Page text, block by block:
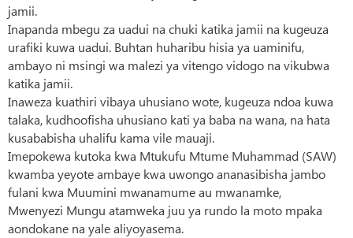
jamii.
Inapanda mbegu za uadui na chuki katika jamii na kugeuza
urafiki kuwa uadui. Buhtan huharibu hisia ya uaminifu,
ambayo ni msingi wa malezi ya vitengo vidogo na vikubwa
katika jamii.
Inaweza kuathiri vibaya uhusiano wote, kugeuza ndoa kuwa
talaka, kudhoofisha uhusiano kati ya baba na wana, na hata
kusababisha uhalifu kama vile mauaji.
Imepokewa kutoka kwa Mtukufu Mtume Muhammad (SAW)
kwamba yeyote ambaye kwa uwongo ananasibisha jambo
fulani kwa Muumini mwanamume au mwanamke,
Mwenyezi Mungu atamweka juu ya rundo la moto mpaka
aondokane na yale aliyoyasema.